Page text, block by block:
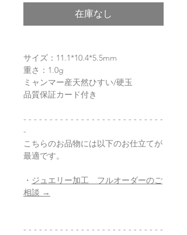
在庫なし
サイズ：11.1*10.4*5.5mm
重さ：1.0g
ミャンマー産天然ひすい/硬玉
品質保証カード付き
- - - - - - - - - - - - - - - - - - - - - - - - - - -
-
こちらのお品物には以下のお仕立てが
最適です。
・ ジュエリー加工 フルオーダーのご
相談 →
- - - - - - - - - - - - - - - - - - - - - - - - - - -